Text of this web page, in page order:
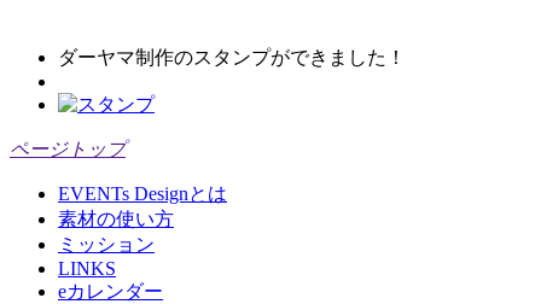
ダーヤマ制作のスタンプができました！
ページトップ
EVENTs Designとは
素材の使い方
ミッション
LINKS
eカレンダー